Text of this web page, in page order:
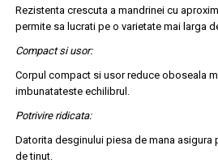
Rezistenta crescuta a mandrinei cu
permite sa lucrati pe o varietate mai larga
Compact si usor:
Corpul compact si usor reduce oboseala
imbunatateste echilibrul.
Potrivire ridicata:
Datorita desginului piesa de mana asigura
de tinut.